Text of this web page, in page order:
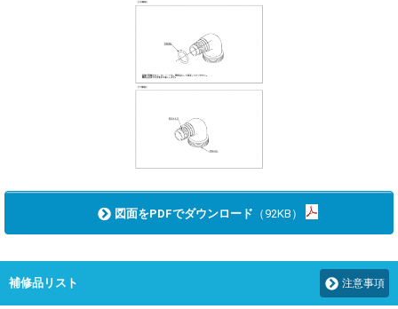
図面をPDFでダウンロード （92KB）
補修品リスト 注意事項